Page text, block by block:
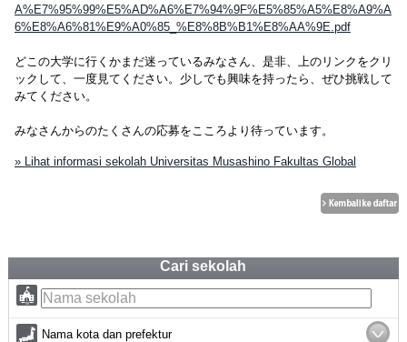
A%E7%95%99%E5%AD%A6%E7%94%9F%E5%85%A5%E8%A9%A
6%E8%A6%81%E9%A0%85_%E8%8B%B1%E8%AA%9E.pdf
どこの大学に行くかまだ迷っているみなさん、是非、上のリンクをクリ
ックして、一度見てください。少しでも興味を持ったら、ぜひ挑戦して
みてください。
みなさんからのたくさんの応募をこころより待っています。
» Lihat informasi sekolah Universitas Musashino Fakultas Global
Cari sekolah
Nama kota dan prefektur